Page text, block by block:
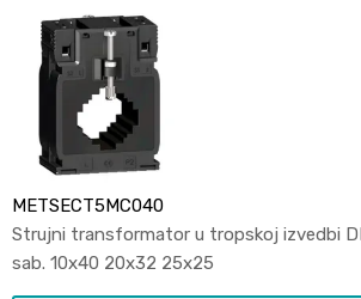
METSECT5MC040
Strujni transformator u tropskoj izvedbi
sab. 10x40 20x32 25x25